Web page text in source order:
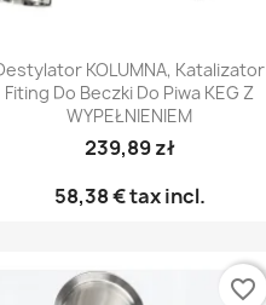
Pikakatselu
KOLUMNA, Katalizator
Fiting Do Beczki Do Piwa KEG Z
WYPEŁNIENIEM
239,89 zł
58,38 €tax incl.
favorite_border